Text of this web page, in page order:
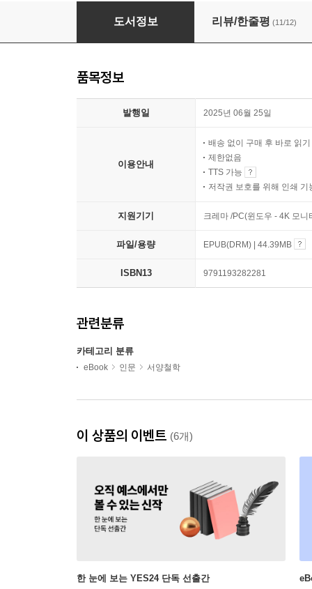
쇼펜하우어 인생수업 2 : 한 번뿐인 삶 이렇게
도서정보 리뷰/한줄평 (11/12)
품목정보
발행일 2025년 06월 25일
이용안내
배송 없이 구매 후 바로 읽기
제한없음
TTS 가능
저작권 보호를 위해 인쇄 기
지원기기 크레마 /PC(윈도우 - 4K 모
파일/용량 EPUB(DRM) | 44.39MB
ISBN13 9791193282281
관련분류
카테고리 분류
eBook 인문 서양철학
이 상품의 이벤트 (6개)
한 눈에 보는 YES24 단독 선출간